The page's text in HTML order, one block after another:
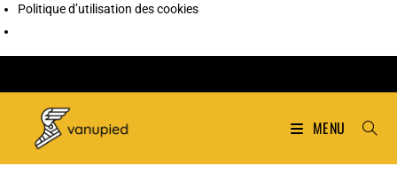
Politique d’utilisation des cookies
MENU